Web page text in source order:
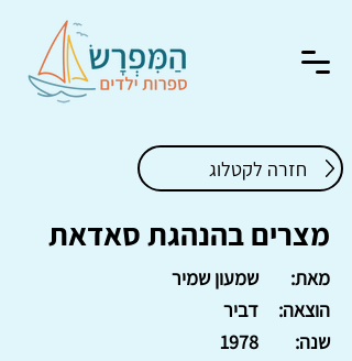
חזרה לקטלוג
מצרים בהנהגת סאדאת
שמעון שמיר
מאת:
דביר
הוצאה:
1978
שנה: